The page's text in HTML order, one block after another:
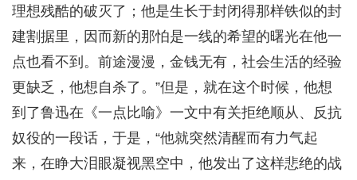
理想残酷的破灭了；他是生长于封闭得那样铁似的封
建割据里，因而新的那怕是一线的希望的曙光在他一
点也看不到。前途漫漫，金钱无有，社会生活的经验
更缺乏，他想自杀了。”但是，就在这个时候，他想
到了鲁迅在《一点比喻》一文中有关拒绝顺从、反抗
奴役的一段话，于是，“他就突然清醒而有力气起
来，在睁大泪眼凝视黑空中，他发出了这样悲绝的战